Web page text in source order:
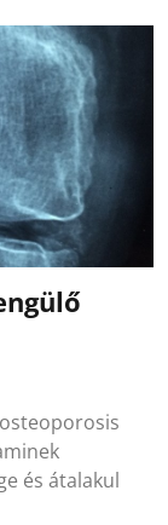
és átalakul